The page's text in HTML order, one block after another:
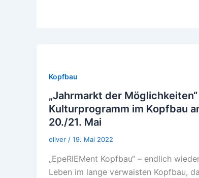
Kopfbau
„Jahrmarkt der Möglichkeiten“
Kulturprogramm im Kopfbau
20./21. Mai
oliver / 19. Mai 2022
„EpeRIEMent Kopfbau“ – endlich
Leben im lange verwaisten Kopfbau,